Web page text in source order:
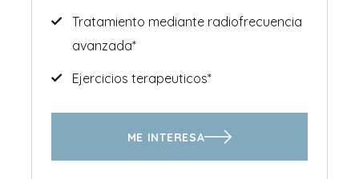
Tratamiento mediante radiofrecuencia
avanzada*
Ejercicios terapeuticos*
ME INTERESA